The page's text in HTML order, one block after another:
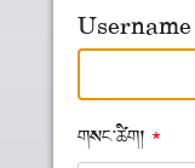
Username
གསང་ཚིག།